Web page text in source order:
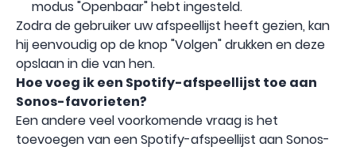
modus "Openbaar" hebt ingesteld.
Zodra de gebruiker uw afspeellijst heeft gezien, kan
hij eenvoudig op de knop "Volgen" drukken en deze
opslaan in die van hen.
Hoe voeg ik een Spotify-afspeellijst toe aan
Sonos-favorieten?
Een andere veel voorkomende vraag is het
toevoegen van een Spotify-afspeellijst aan Sonos-